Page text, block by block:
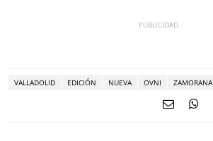
VALLADOLID EDICIÓN NUEVA OVNI ZAMORANA